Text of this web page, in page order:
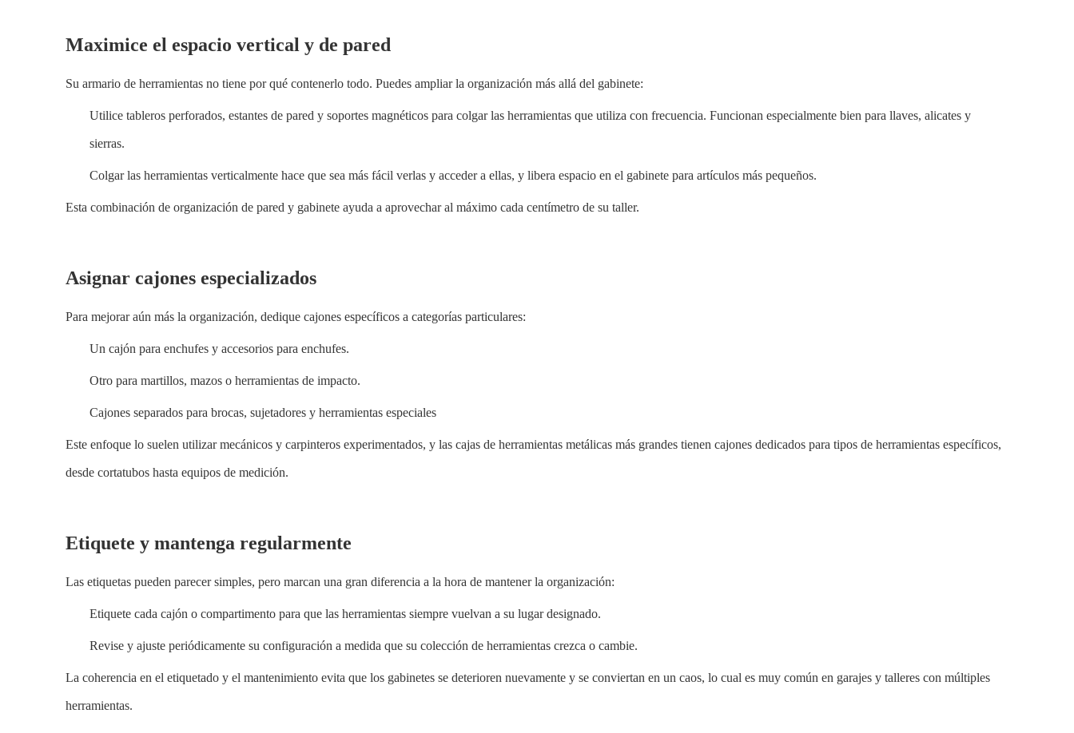
Maximice el espacio vertical y de pared
Su armario de herramientas no tiene por qué contenerlo todo. Puedes ampliar la organización más allá del gabinete:
Utilice tableros perforados, estantes de pared y soportes magnéticos para colgar las herramientas que utiliza con frecuencia. Funcionan especialmente bien para llaves, alicates y
sierras.
Colgar las herramientas verticalmente hace que sea más fácil verlas y acceder a ellas, y libera espacio en el gabinete para artículos más pequeños.
Esta combinación de organización de pared y gabinete ayuda a aprovechar al máximo cada centímetro de su taller.
Asignar cajones especializados
Para mejorar aún más la organización, dedique cajones específicos a categorías particulares:
Un cajón para enchufes y accesorios para enchufes.
Otro para martillos, mazos o herramientas de impacto.
Cajones separados para brocas, sujetadores y herramientas especiales
Este enfoque lo suelen utilizar mecánicos y carpinteros experimentados, y las cajas de herramientas metálicas más grandes tienen cajones dedicados para tipos de herramientas específicos,
desde cortatubos hasta equipos de medición.
Etiquete y mantenga regularmente
Las etiquetas pueden parecer simples, pero marcan una gran diferencia a la hora de mantener la organización:
Etiquete cada cajón o compartimento para que las herramientas siempre vuelvan a su lugar designado.
Revise y ajuste periódicamente su configuración a medida que su colección de herramientas crezca o cambie.
La coherencia en el etiquetado y el mantenimiento evita que los gabinetes se deterioren nuevamente y se conviertan en un caos, lo cual es muy común en garajes y talleres con múltiples
herramientas.